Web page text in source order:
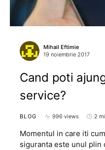
Mihail Eftimie
19 noiembrie 2017
Cand poti
service?
BLOG 996 views 2
Momentul in care iti
siguranta este unul plin